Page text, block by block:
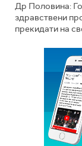
Др Половина:
здравствени
прекидати на